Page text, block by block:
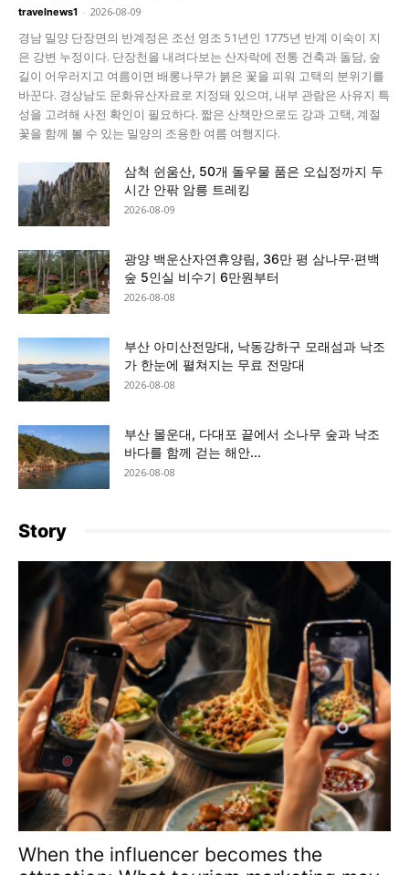
travelnews1 - 2026-08-09
경남 밀양 단장면의 반계정은 조선 영조 51년인 1775년 반계 이숙이 지
은 강변 누정이다. 단장천을 내려다보는 산자락에 전통 건축과 돌담, 숲
길이 어우러지고 여름이면 배롱나무가 붉은 꽃을 피워 고택의 분위기를
바꾼다. 경상남도 문화유산자료로 지정돼 있으며, 내부 관람은 사유지 특
성을 고려해 사전 확인이 필요하다. 짧은 산책만으로도 강과 고택, 계절
꽃을 함께 볼 수 있는 밀양의 조용한 여름 여행지다.
삼척 쉰움산, 50개 돌우물 품은 오십정까지 두
시간 안팎 암릉 트레킹
2026-08-09
광양 백운산자연휴양림, 36만 평 삼나무·편백
숲 5인실 비수기 6만원부터
2026-08-08
부산 아미산전망대, 낙동강하구 모래섬과 낙조
가 한눈에 펼쳐지는 무료 전망대
2026-08-08
부산 몰운대, 다대포 끝에서 소나무 숲과 낙조
바다를 함께 걷는 해안...
2026-08-08
Story
When the influencer becomes the